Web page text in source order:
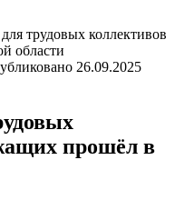
трудовых коллективов
области
26.09.2025
прошёл в